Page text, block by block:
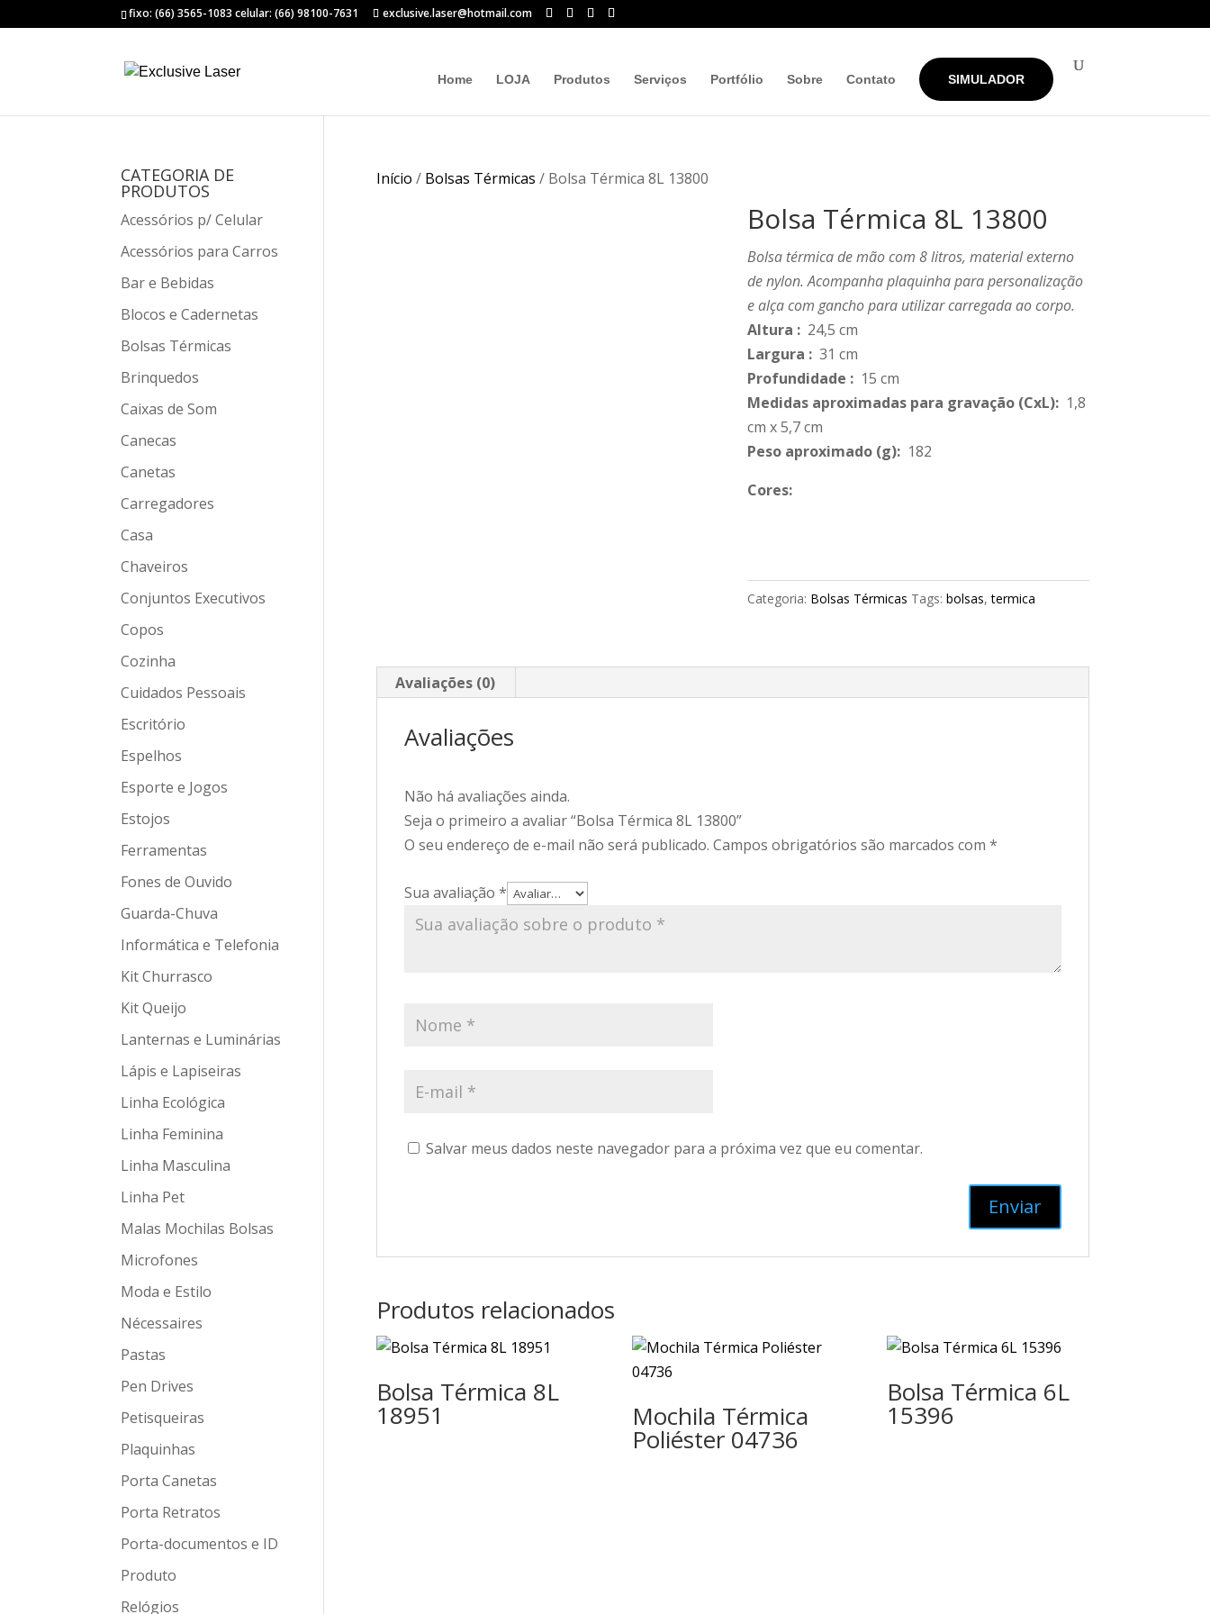
fixo: (66) 3565-1083 celular: (66) 98100-7631 exclusive.laser@hotmail.com
Home LOJA Produtos Serviços Portfólio Sobre Contato SIMULADOR
Início / Bolsas Térmicas / Bolsa Térmica 8L 13800
Bolsa Térmica 8L 13800
Bolsa térmica de mão com 8 litros, material externo
de nylon. Acompanha plaquinha para personalização
e alça com gancho para utilizar carregada ao corpo.
Altura :24,5 cm
Largura : 31 cm
Profundidade : 15 cm
Medidas aproximadas para gravação(CxL): 1,8
cm x 5,7 cm
Peso aproximado(g): 182
Cores:
Categoria: Bolsas Térmicas Tags: bolsas,termica
Avaliações (0)
Avaliações
Não há avaliações ainda.
Seja o primeiro a avaliar “Bolsa Térmica 8L 13800”
O seu endereço de e-mail não será publicado. Campos obrigatórios são marcados com *
Sua avaliação *
Salvar meus dados neste navegador para a próxima vez que eu comentar.
Produtos relacionados
Bolsa Térmica 8L
18951 Mochila Térmica
Poliéster 04736
Bolsa Térmica 6L
15396
CATEGORIA DE
PRODUTOS
Acessórios p/ Celular
Acessórios para Carros
Bar e Bebidas
Blocos e Cadernetas
Bolsas Térmicas
Brinquedos
Caixas de Som
Canecas
Canetas
Carregadores
Casa
Chaveiros
Conjuntos Executivos
Copos
Cozinha
Cuidados Pessoais
Escritório
Espelhos
Esporte e Jogos
Estojos
Ferramentas
Fones de Ouvido
Guarda-Chuva
Informática e Telefonia
Kit Churrasco
Kit Queijo
Lanternas e Luminárias
Lápis e Lapiseiras
Linha Ecológica
Linha Feminina
Linha Masculina
Linha Pet
Malas Mochilas Bolsas
Microfones
Moda e Estilo
Nécessaires
Pastas
Pen Drives
Petisqueiras
Plaquinhas
Porta Canetas
Porta Retratos
Porta-documentos e ID
Produto
Relógios